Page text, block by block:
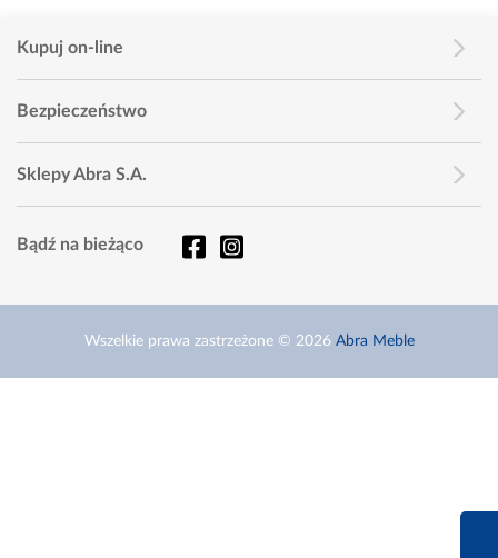
Kupuj on-line
Bezpieczeństwo
Sklepy Abra S.A.
Bądź na bieżąco
Wszelkie prawa zastrzeżone © 2026 Abra Meble